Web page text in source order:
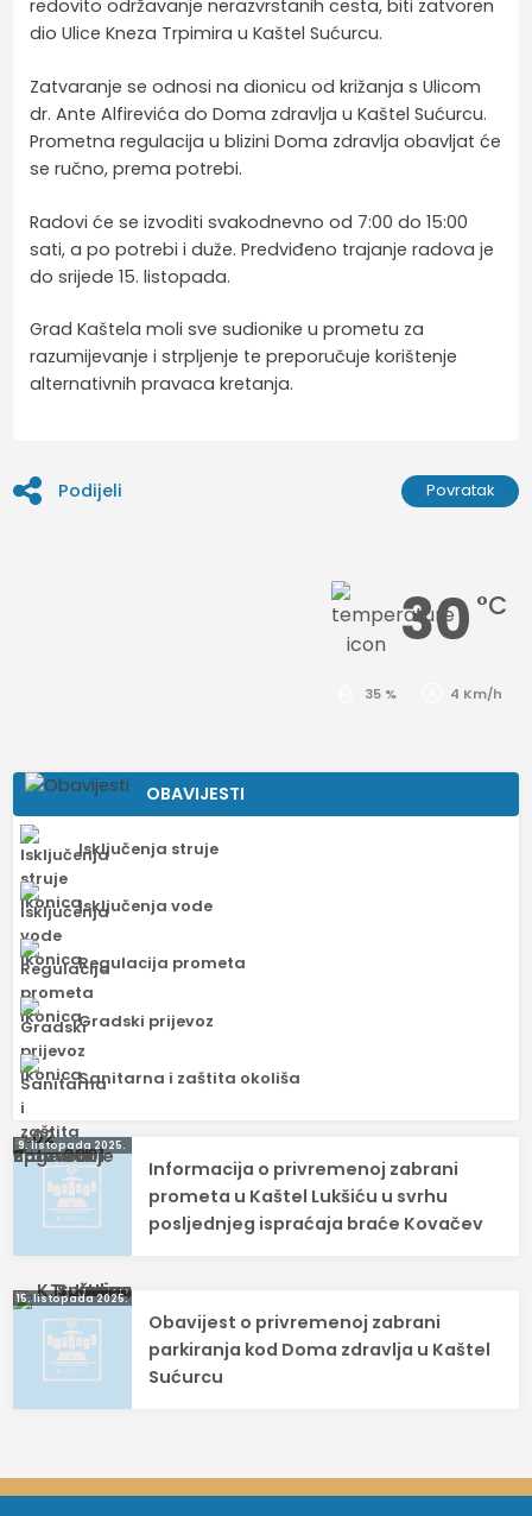
redovito održavanje nerazvrstanih cesta, biti zatvoren
dio Ulice Kneza Trpimira u Kaštel Sućurcu.
Zatvaranje se odnosi na dionicu od križanja s Ulicom
dr. Ante Alfirevića do Doma zdravlja u Kaštel Sućurcu.
Prometna regulacija u blizini Doma zdravlja obavljat će
se ručno, prema potrebi.
Radovi će se izvoditi svakodnevno od 7:00 do 15:00
sati, a po potrebi i duže. Predviđeno trajanje radova je
do srijede 15. listopada.
Grad Kaštela moli sve sudionike u prometu za
razumijevanje i strpljenje te preporučuje korištenje
alternativnih pravaca kretanja.
Podijeli Povratak
30 °C
35 % 4 Km/h
OBAVIJESTI
Isključenja struje
Isključenja vode
Regulacija prometa
Gradski prijevoz
Sanitarna i zaštita okoliša
Navigacija
objava
9. listopada 2025.
Informacija o privremenoj zabrani
prometa u Kaštel Lukšiću u svrhu
posljednjeg ispraćaja braće Kovačev
15. listopada 2025.
Obavijest o privremenoj zabrani
parkiranja kod Doma zdravlja u Kaštel
Sućurcu